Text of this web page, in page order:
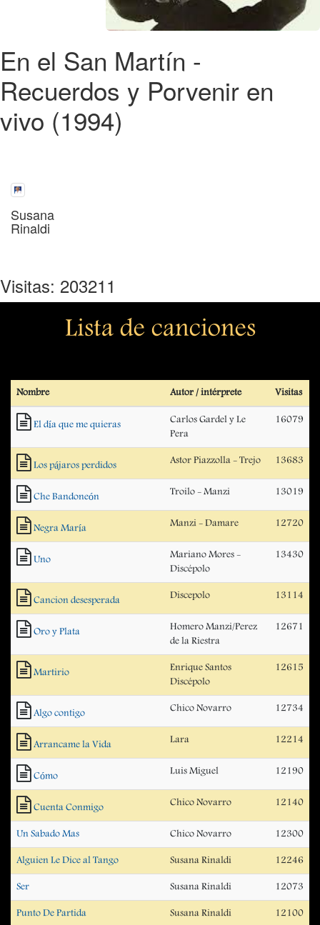
En el San Martín -
Recuerdos y Porvenir en
vivo (1994)
Susana
Rinaldi
Visitas: 203211
Lista de canciones
Nombre Autor / intérprete Visitas
El día que me quieras
Carlos Gardel y Le
Pera
16079
Los pájaros perdidos Astor Piazzolla - Trejo 13683
Che Bandoneón Troilo - Manzi 13019
Negra María Manzi - Damare 12720
Uno
Mariano Mores -
Discépolo
13430
Cancion desesperada Discepolo 13114
Oro y Plata
Homero Manzi/Perez
de la Riestra
12671
Martirio
Enrique Santos
Discépolo
12615
Algo contigo Chico Novarro 12734
Arrancame la Vida Lara 12214
Cómo Luis Miguel 12190
Cuenta Conmigo Chico Novarro 12140
Un Sabado Mas Chico Novarro 12300
Alguien Le Dice al Tango Susana Rinaldi 12246
Ser Susana Rinaldi 12073
Punto De Partida Susana Rinaldi 12100